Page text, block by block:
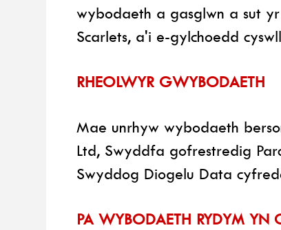
wybodaeth a gasglwn a sut
Scarlets, a'i e-gylchoedd
RHEOLWYR GWYBODAETH
Mae unrhyw wybodaeth
Ltd, Swyddfa gofrestredig
Swyddog Diogelu Data
PA WYBODAETH RYDYM YN